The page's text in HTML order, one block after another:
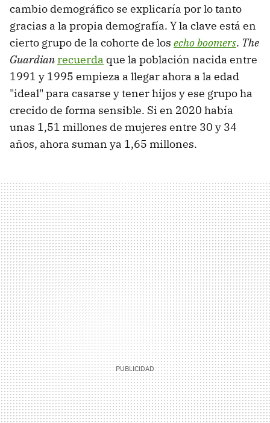
cambio demográfico se explicaría por lo tanto
gracias a la propia demografía. Y la clave está en
cierto grupo de la cohorte de los echo boomers. The
Guardianrecuerda que la población nacida entre
1991 y 1995 empieza a llegar ahora a la edad
"ideal" para casarse y tener hijos y ese grupo ha
crecido de forma sensible. Si en 2020 había
unas 1,51 millones de mujeres entre 30 y 34
años, ahora suman ya 1,65 millones.